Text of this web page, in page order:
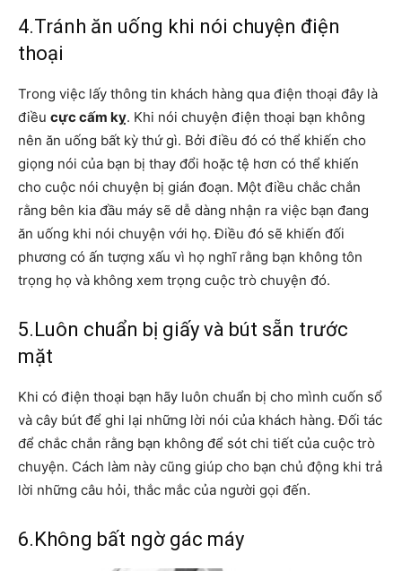
4.Tránh ăn uống khi nói chuyện điện
thoại
Trong việc lấy thông tin khách hàng qua điện thoại đây là
điều cực cấm kỵ. Khi nói chuyện điện thoại bạn không
nên ăn uống bất kỳ thứ gì. Bởi điều đó có thể khiến cho
giọng nói của bạn bị thay đổi hoặc tệ hơn có thể khiến
cho cuộc nói chuyện bị gián đoạn. Một điều chắc chắn
rằng bên kia đầu máy sẽ dễ dàng nhận ra việc bạn đang
ăn uống khi nói chuyện với họ. Điều đó sẽ khiến đối
phương có ấn tượng xấu vì họ nghĩ rằng bạn không tôn
trọng họ và không xem trọng cuộc trò chuyện đó.
5.Luôn chuẩn bị giấy và bút sẵn trước
mặt
Khi có điện thoại bạn hãy luôn chuẩn bị cho mình cuốn sổ
và cây bút để ghi lại những lời nói của khách hàng. Đối tác
để chắc chắn rằng bạn không để sót chi tiết của cuộc trò
chuyện. Cách làm này cũng giúp cho bạn chủ động khi trả
lời những câu hỏi, thắc mắc của người gọi đến.
6.Không bất ngờ gác máy